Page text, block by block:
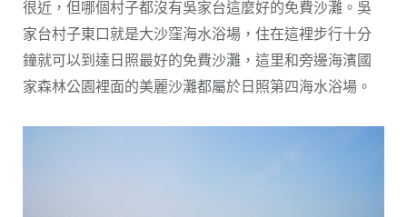
很近，但哪個村子都沒有吳家台這麼好的免費沙灘。吳
家台村子東口就是大沙窪海水浴場，住在這裡步行十分
鐘就可以到達日照最好的免費沙灘，這里和旁邊海濱國
家森林公園裡面的美麗沙灘都屬於日照第四海水浴場。